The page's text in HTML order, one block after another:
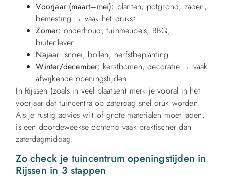
Voorjaar (maart–mei): planten, potgrond, zaden,
bemesting → vaak het drukst
Zomer: onderhoud, tuinmeubels, BBQ,
buitenleven
Najaar: snoei, bollen, herfstbeplanting
Winter/december: kerstbomen, decoratie → vaak
afwijkende openingstijden
In Rijssen (zoals in veel plaatsen) merk je vooral in het
voorjaar dat tuincentra op zaterdag snel druk worden.
Als je rustig advies wilt of grote materialen moet laden,
is een doordeweekse ochtend vaak praktischer dan
zaterdagmiddag.
Zo check je tuincentrum openingstijden in
Rijssen in 3 stappen